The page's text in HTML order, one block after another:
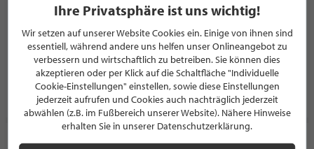
SICHERHEITSTECHNIK
Bestener Straße 193
46282 Dorsten
Deutschland
PROFIL
Rolladen Brey / Inh. Jan Kößmeier e.K.
Ihre Privatsphäre ist uns wichtig!
Wir setzen auf unserer Website Cookies ein. Einige von ihnen sind
essentiell, während andere uns helfen unser Onlineangebot zu
verbessern und wirtschaftlich zu betreiben. Sie können dies
akzeptieren oder per Klick auf die Schaltfläche "Individuelle
Cookie-Einstellungen" einstellen, sowie diese Einstellungen
jederzeit aufrufen und Cookies auch nachträglich jederzeit
abwählen (z.B. im Fußbereich unserer Website). Nähere Hinweise
erhalten Sie in unserer Datenschutzerklärung.